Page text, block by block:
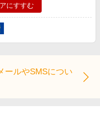
にすすむ
ールやSMSについ